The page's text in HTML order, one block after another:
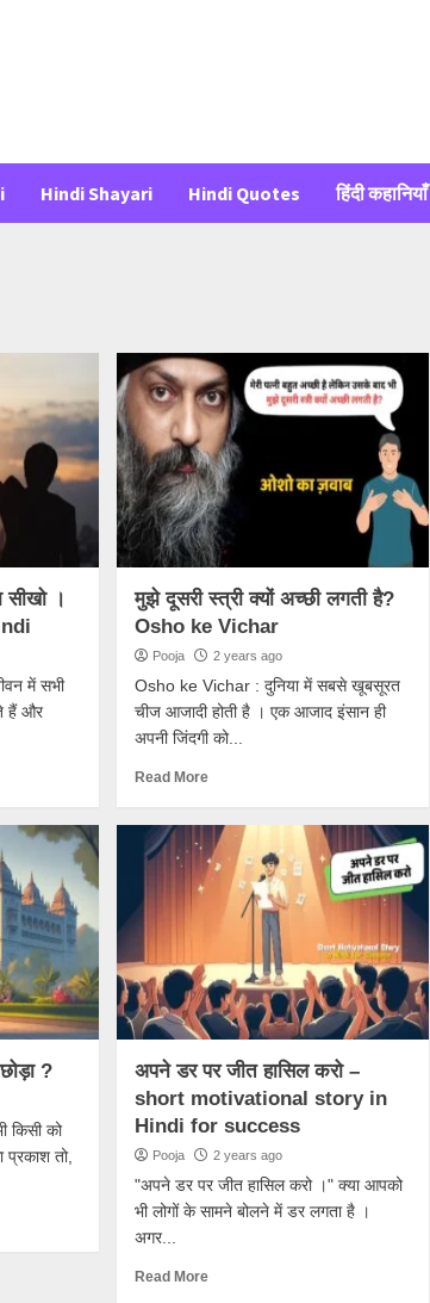
Hindi Shayari Hindi Quotes हिंदी कहानियाँ
सीखो ।
में सभी
हैं और
मुझे दूसरी स्त्री क्यों अच्छी लगती है?
Osho ke Vichar
Pooja 2 years ago
Osho ke Vichar : दुनिया में सबसे खूबसूरत
चीज आजादी होती है । एक आजाद इंसान ही
अपनी जिंदगी को...
Read More
?
किसी को
प्रकाश तो,
अपने डर पर जीत हासिल करो –
short motivational story in
Hindi for success
Pooja 2 years ago
"अपने डर पर जीत हासिल करो ।" क्या आपको
भी लोगों के सामने बोलने में डर लगता है ।
अगर...
Read More